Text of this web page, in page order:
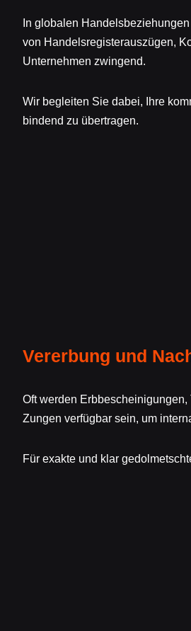
In globalen
von Handelsregisterauszügen,
Unternehmen zwingend.
Wir begleiten Sie dabei, Ihre
bindend zu übertragen.
Vererbung und
Oft werden
Zungen verfügbar sein, um
Für exakte und klar